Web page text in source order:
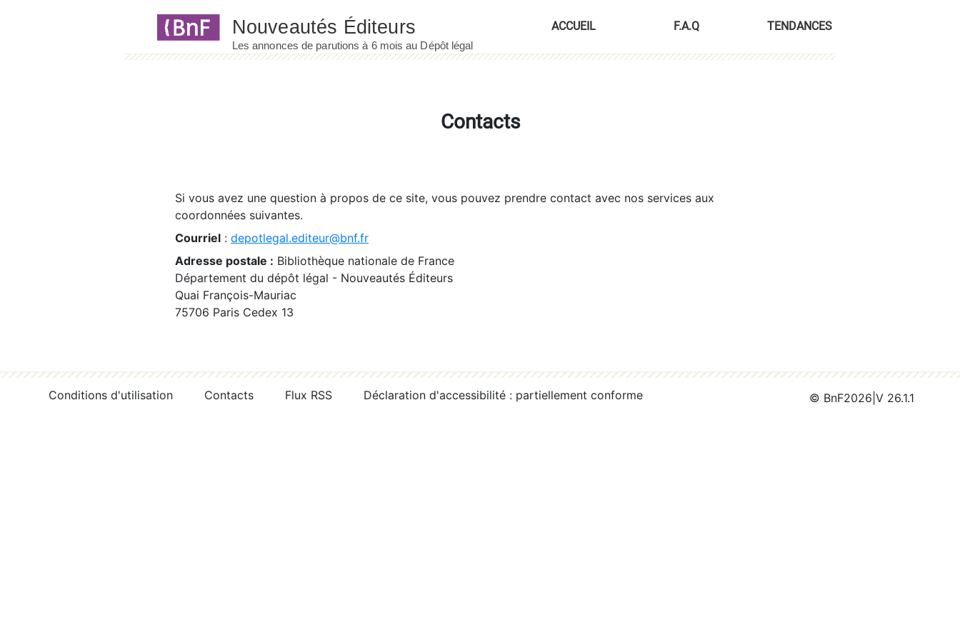
ACCUEIL F.A.Q TENDANCES
Contacts
Si vous avez une question à propos de ce site, vous pouvez prendre contact avec nos services aux
coordonnées suivantes.
Courriel : depotlegal.editeur@bnf.fr
Adresse postale : Bibliothèque nationale de France
Département du dépôt légal - Nouveautés Éditeurs
Quai François-Mauriac
75706 Paris Cedex 13
Conditions d'utilisation Contacts Flux RSS Déclaration d'accessibilité : partiellement conforme © BnF2026 V 26.1.1